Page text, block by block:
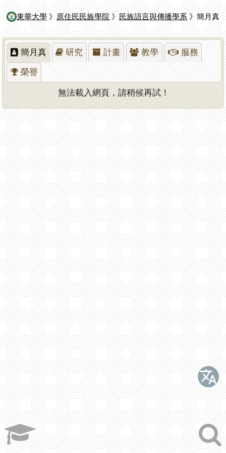
東華大學 》 原住民民族學院 》 民族語言與傳播學系 》簡月真
簡月真 研究 計畫 教學 服務
榮譽
無法載入網頁，請稍候再試！